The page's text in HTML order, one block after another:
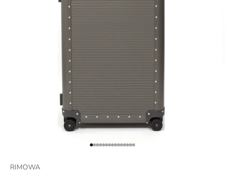
項目に移動する 1
項目に移動する 2
項目に移動する 3
項目に移動する 4
項目に移動する 5
項目に移動する 6
項目に移動する 7
項目に移動する 8
項目に移動する 9
項目に移動する 10
項目に移動する 11
項目に移動する 12
項目に移動する 13
項目に移動する 14
項目に移動する 15
RIMOWA